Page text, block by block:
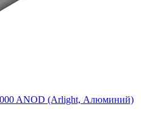
ANOD (Arlight, Алюминий)